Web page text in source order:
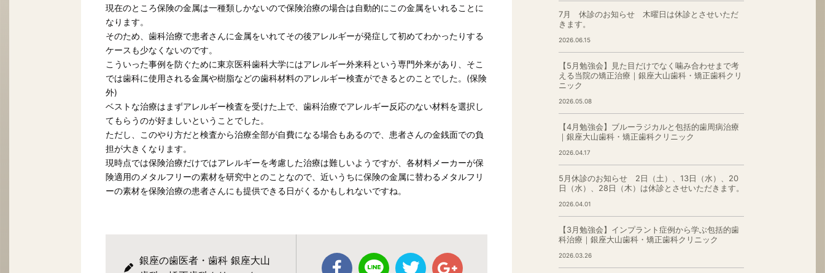
現在のところ保険の金属は一種類しかないので保険治療の場合は自動的にこの金属をいれることに
なります。
そのため、歯科治療で患者さんに金属をいれてその後アレルギーが発症して初めてわかったりする
ケースも少なくないのです。
こういった事例を防ぐために東京医科歯科大学にはアレルギー外来科という専門外来があり、そこ
では歯科に使用される金属や樹脂などの歯科材料のアレルギー検査ができるとのことでした。(保険
外)
ベストな治療はまずアレルギー検査を受けた上で、歯科治療でアレルギー反応のない材料を選択し
てもらうのが好ましいということでした。
ただし、このやり方だと検査から治療全部が自費になる場合もあるので、患者さんの金銭面での負
担が大きくなります。
現時点では保険治療だけではアレルギーを考慮した治療は難しいようですが、各材料メーカーが保
険適用のメタルフリーの素材を研究中とのことなので、近いうちに保険の金属に替わるメタルフリ
ーの素材を保険治療の患者さんにも提供できる日がくるかもしれないですね。
銀座の歯医者・歯科 銀座大山
7月 休診のお知らせ 木曜日は休診とさせいただ
きます。
2026.06.15
【5月勉強会】見た目だけでなく噛み合わせまで考
える当院の矯正治療｜銀座大山歯科・矯正歯科クリ
ニック
2026.05.08
【4月勉強会】ブルーラジカルと包括的歯周病治療
｜銀座大山歯科・矯正歯科クリニック
2026.04.17
5月休診のお知らせ 2日（土）、13日（水）、20
日（水）、28日（木）は休診とさせいただきます。
2026.04.01
【3月勉強会】インプラント症例から学ぶ包括的歯
科治療｜銀座大山歯科・矯正歯科クリニック
2026.03.26